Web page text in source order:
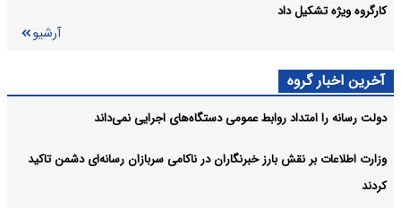
کارگروه ویژه تشکیل داد
آرشیو
آخرین اخبار گروه
دولت رسانه را امتداد روابط عمومی دستگاه‌های اجرایی نمی‌داند
وزارت اطلاعات بر نقش بارز خبرنگاران در ناکامی سربازان رسانه‌ای دشمن تاکید
کردند